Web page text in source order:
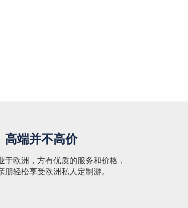
高端并不高价
于欧洲，方有优质的服务和价格，
朋轻松享受欧洲私人定制游。